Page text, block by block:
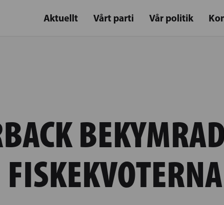
Aktuellt Vårt parti Vår politik
FISKEKVOTERNA